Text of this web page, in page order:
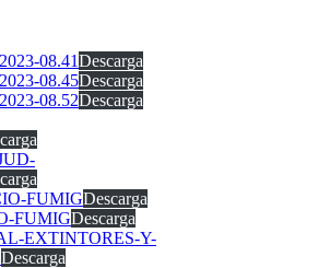
08.41Descarga
08.45Descarga
08.52Descarga
FUMIGDescarga
FUMIGDescarga
EXTINTORES-Y-
Descarga